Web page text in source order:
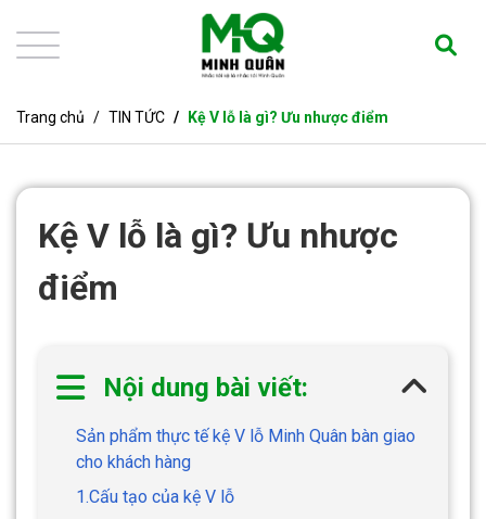
Trang chủ TIN TỨC Kệ V lỗ là gì? Ưu nhược điểm
Kệ V lỗ là gì? Ưu nhược
điểm
Nội dung bài viết:
Sản phẩm thực tế kệ V lỗ Minh Quân bàn giao
cho khách hàng
1.Cấu tạo của kệ V lỗ